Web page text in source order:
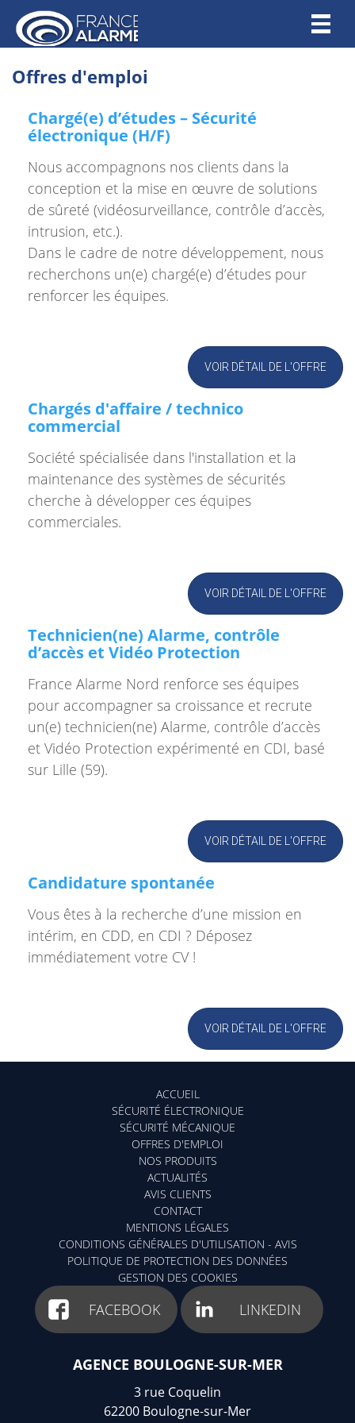
Offres d'emploi
Chargé(e) d’études – Sécurité
électronique (H/F)
Nous accompagnons nos clients dans la
conception et la mise en œuvre de solutions
de sûreté (vidéosurveillance, contrôle d’accès,
intrusion, etc.).
Dans le cadre de notre développement, nous
recherchons un(e) chargé(e) d’études pour
renforcer les équipes.
VOIR DÉTAIL DE L'OFFRE
Chargés d'affaire / technico
commercial
Société spécialisée dans l'installation et la
maintenance des systèmes de sécurités
cherche à développer ces équipes
commerciales.
VOIR DÉTAIL DE L'OFFRE
Technicien(ne) Alarme, contrôle
d’accès et Vidéo Protection
France Alarme Nord renforce ses équipes
pour accompagner sa croissance et recrute
un(e) technicien(ne) Alarme, contrôle d’accès
et Vidéo Protection expérimenté en CDI, basé
sur Lille (59).
VOIR DÉTAIL DE L'OFFRE
Candidature spontanée
Vous êtes à la recherche d’une mission en
intérim, en CDD, en CDI ? Déposez
immédiatement votre CV !
VOIR DÉTAIL DE L'OFFRE
ACCUEIL
SÉCURITÉ ÉLECTRONIQUE
SÉCURITÉ MÉCANIQUE
OFFRES D'EMPLOI
NOS PRODUITS
ACTUALITÉS
AVIS CLIENTS
CONTACT
MENTIONS LÉGALES
CONDITIONS GÉNÉRALES D'UTILISATION - AVIS
POLITIQUE DE PROTECTION DES DONNÉES
GESTION DES COOKIES
FACEBOOK LINKEDIN
AGENCE BOULOGNE-SUR-MER
3 rue Coquelin
62200 Boulogne-sur-Mer